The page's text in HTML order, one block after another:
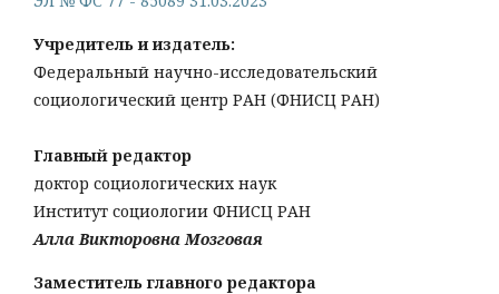
Учредитель и издатель:
Федеральный научно-исследовательский
социологический центр РАН (ФНИСЦ РАН)
Главный редактор
доктор социологических наук
Институт социологии ФНИСЦ РАН
Алла Викторовна Мозговая
Заместитель главного редактора